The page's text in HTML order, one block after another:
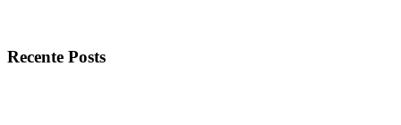
Recente Posts